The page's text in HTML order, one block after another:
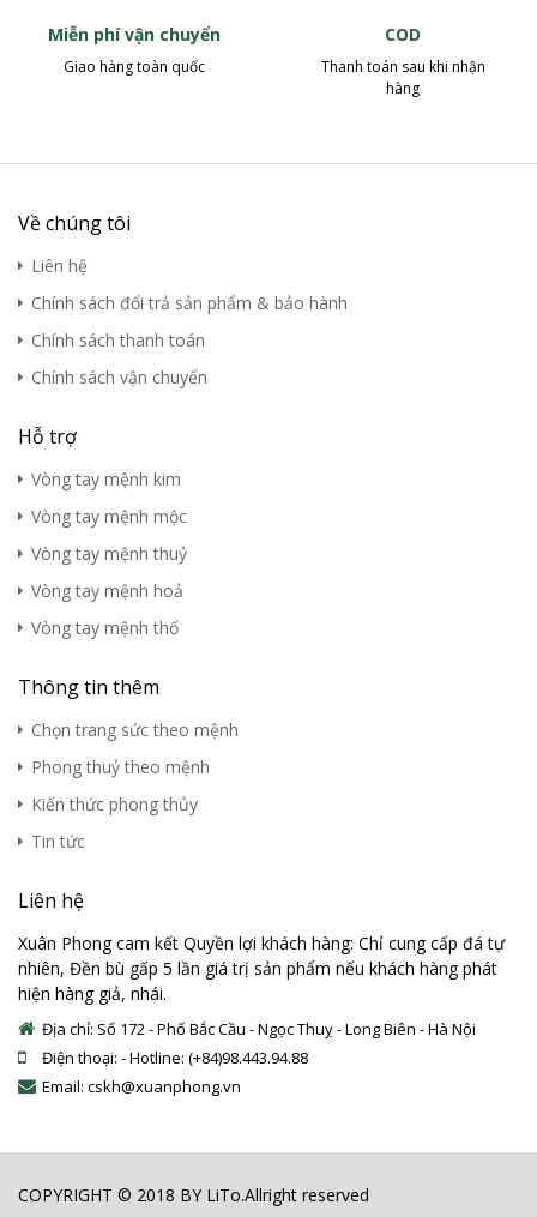
Miễn phí vận chuyển
Giao hàng toàn quốc
COD
Thanh toán sau khi nhận
hàng
Về chúng tôi
Liên hệ
Chính sách đổi trả sản phẩm & bảo hành
Chính sách thanh toán
Chính sách vận chuyển
Hỗ trợ
Vòng tay mệnh kim
Vòng tay mệnh mộc
Vòng tay mệnh thuỷ
Vòng tay mệnh hoả
Vòng tay mệnh thổ
Thông tin thêm
Chọn trang sức theo mệnh
Phong thuỷ theo mệnh
Kiến thức phong thủy
Tin tức
Liên hệ
Xuân Phong cam kết Quyền lợi khách hàng: Chỉ cung cấp đá tự
nhiên, Đền bù gấp 5 lần giá trị sản phẩm nếu khách hàng phát
hiện hàng giả, nhái.
Địa chỉ: Số 172 - Phố Bắc Cầu - Ngọc Thuỵ - Long Biên - Hà Nội
Điện thoại: - Hotline: (+84)98.443.94.88
Email: cskh@xuanphong.vn
COPYRIGHT © 2018 BY LiTo.Allright reserved